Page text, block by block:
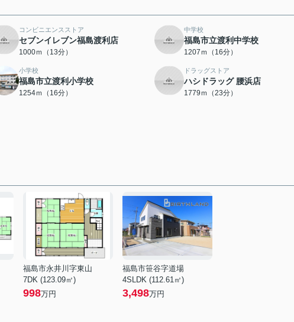
コンビニエンスストア
セブンイレブン福島渡利店
1000ｍ（13分）
中学校
福島市立渡利中学校
1207ｍ（16分）
小学校
福島市立渡利小学校
1254ｍ（16分）
ドラッグストア
ハシドラッグ 腰浜店
1779ｍ（23分）
福島市永井川字東山
7DK (123.09㎡)
998万円
福島市笹谷字道場
4SLDK (112.61㎡)
3,498万円